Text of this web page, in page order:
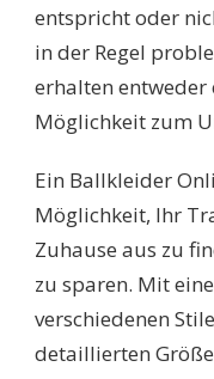
entspricht oder
in der Regel
erhalten entweder
Möglichkeit zum
Ein Ballkleider
Möglichkeit, Ihr
Zuhause aus zu
zu sparen. Mit
verschiedenen
detaillierten